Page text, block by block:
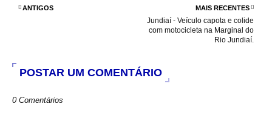
o
MAIS RECENTES
Jundiaí - Veículo capota e colide
com motocicleta na Marginal do
Rio Jundiaí.
ANTIGOS
POSTAR UM COMENTÁRIO
0 Comentários